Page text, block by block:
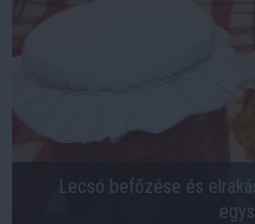
Lecsó befőzése és